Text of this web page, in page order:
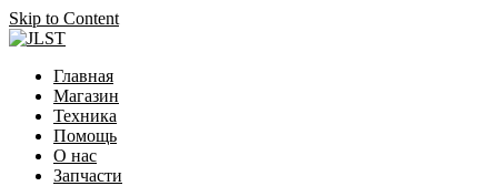
Skip to Content
Главная
Магазин
Техника
Помощь
О нас
Запчасти